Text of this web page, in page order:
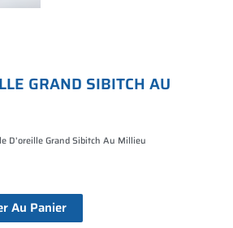
LLE GRAND SIBITCH AU
D’oreille Grand Sibitch Au Millieu
Au Panier